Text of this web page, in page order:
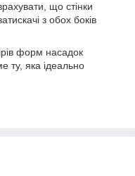
що стінки
з обох боків
форм насадок
ту, яка ідеально